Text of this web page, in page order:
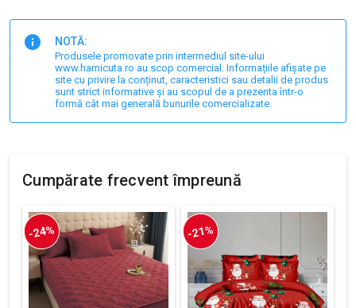
NOTĂ:
Produsele promovate prin intermediul site-ului
www.harnicuta.ro au scop comercial. Informațiile afișate pe
site cu privire la conținut, caracteristici sau detalii de produs
sunt strict informative și au scopul de a prezenta într-o
formă cât mai generală bunurile comercializate.
Cumpărate frecvent împreună
-24% -21%